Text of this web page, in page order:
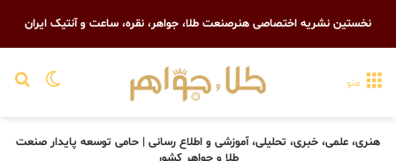
نخستین نشریه اختصاصی هنرصنعت طلا، جواهر، نقره، ساعت و آنتیک ایران
تغییر منو
هنری، علمی، خبری، تحلیلی، آموزشی و اطلاع رسانی | حامی توسعه پایدار صنعت